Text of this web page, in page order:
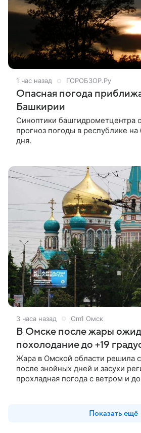
1 час назад ГОРОБЗОР.Ру
Опасная погода
Башкирии
Синоптики башгидрометцентра
прогноз погоды в республике
дня.
3 часа назад Om1 Омск
В Омске после жары
похолодание до +19
Жара в Омской области решила
после знойных дней и засухи
прохладная погода с ветром и
Показать ещё